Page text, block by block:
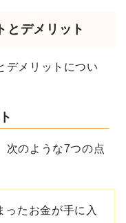
とデメリット
デメリットについ
次のような7つの点
ったお金が手に入